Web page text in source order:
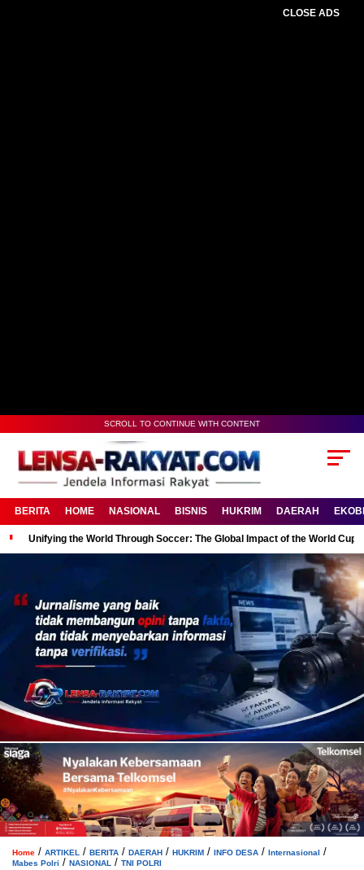
CLOSE ADS
SCROLL TO CONTINUE WITH CONTENT
BERITA HOME NASIONAL BISNIS HUKRIM DAERAH
Unifying the World Through Soccer: The Global Impact of the World Cup
Home / ARTIKEL / BERITA / DAERAH / HUKRIM / INFO DESA / Internasional /
Mabes Polri / NASIONAL / TNI POLRI